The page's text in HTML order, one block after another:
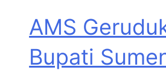
AMS
Bupati